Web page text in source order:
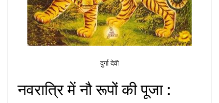
दुर्गा देवी
नवरात्रि में नौ रूपों की पूजा :